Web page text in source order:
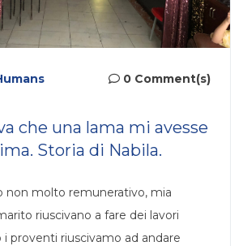
0 Comment(s)
che una lama mi avesse
Storia di Nabila.
non molto remunerativo, mia
riuscivano a fare dei lavori
i proventi riuscivamo ad andare